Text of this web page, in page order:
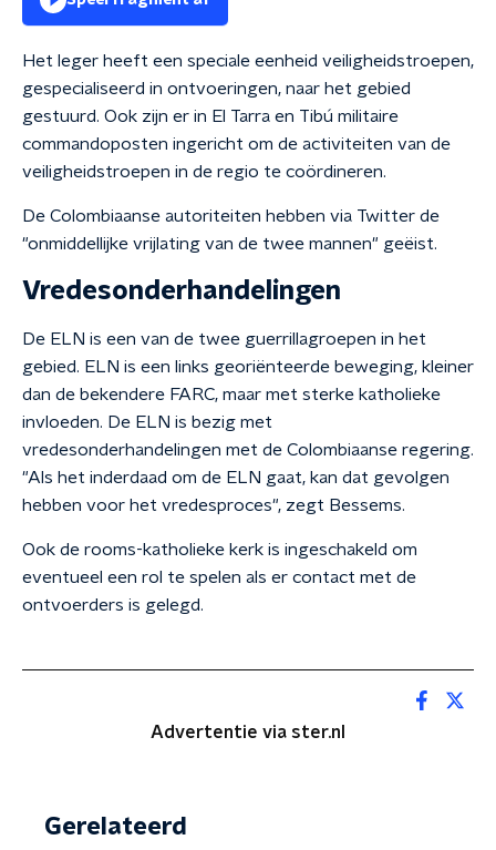
Het leger heeft een speciale eenheid veiligheidstroepen,
gespecialiseerd in ontvoeringen, naar het gebied
gestuurd. Ook zijn er in El Tarra en Tibú militaire
commandoposten ingericht om de activiteiten van de
veiligheidstroepen in de regio te coördineren.
De Colombiaanse autoriteiten hebben via Twitter de
"onmiddellijke vrijlating van de twee mannen" geëist.
Vredesonderhandelingen
De ELN is een van de twee guerrillagroepen in het
gebied. ELN is een links georiënteerde beweging, kleiner
dan de bekendere FARC, maar met sterke katholieke
invloeden. De ELN is bezig met
vredesonderhandelingen met de Colombiaanse regering.
"Als het inderdaad om de ELN gaat, kan dat gevolgen
hebben voor het vredesproces", zegt Bessems.
Ook de rooms-katholieke kerk is ingeschakeld om
eventueel een rol te spelen als er contact met de
ontvoerders is gelegd.
Advertentie via ster.nl
Gerelateerd